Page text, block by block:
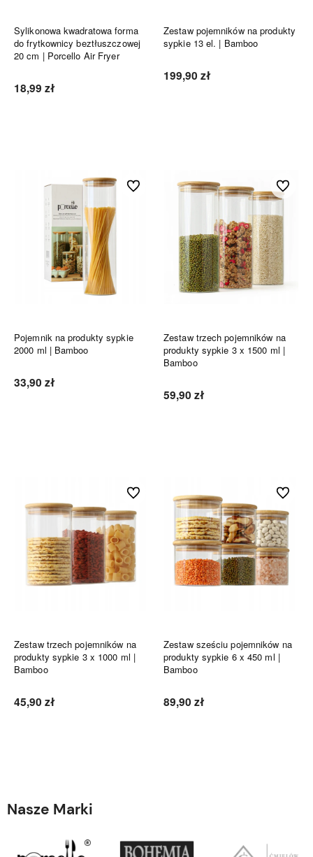
Sylikonowa kwadratowa forma
do frytkownicy beztłuszczowej
20 cm | Porcello Air Fryer
18,99 zł
Zestaw pojemników na produkty
sypkie 13 el. | Bamboo
199,90 zł
Pojemnik na produkty sypkie
2000 ml | Bamboo
33,90 zł
Do ulubionych
Zestaw trzech pojemników na
produkty sypkie 3 x 1500 ml |
Bamboo
59,90 zł
Do
Zestaw trzech pojemników na
produkty sypkie 3 x 1000 ml |
Bamboo
45,90 zł
Do ulubionych
Zestaw sześciu pojemników na
produkty sypkie 6 x 450 ml |
Bamboo
89,90 zł
Do
Nasze Marki